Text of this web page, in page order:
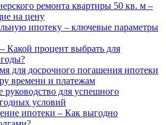
ремонта квартиры 50 кв. м –
на цену
ипотеку – ключевые параметры
Какой процент выбрать для
для досрочного погашения ипотеки
времени и платежам
для успешного
условий
ипотеки – Как выгодно